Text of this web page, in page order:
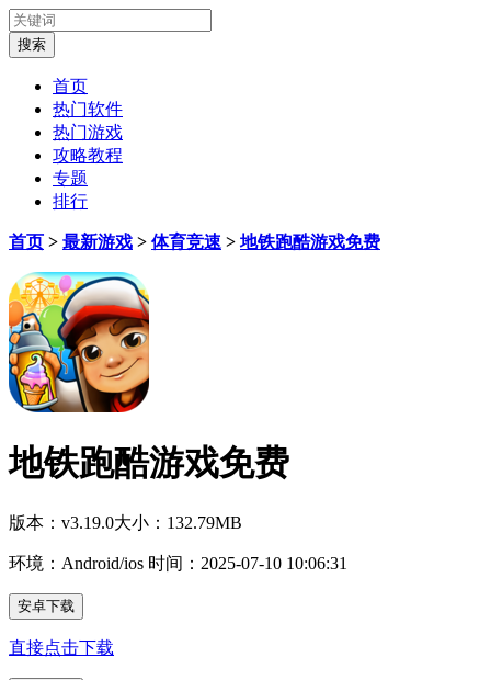
首页
热门软件
热门游戏
攻略教程
专题
排行
首页 > 最新游戏 > 体育竞速 > 地铁跑酷游戏免费
地铁跑酷游戏免费
版本：v3.19.0大小：132.79MB
环境：Android/ios 时间：2025-07-10 10:06:31
安卓下载
直接点击下载